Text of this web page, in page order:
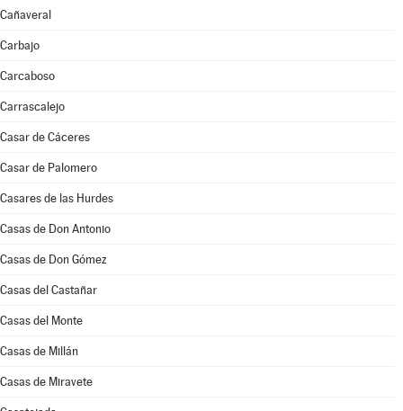
Cañaveral
Carbajo
Carcaboso
Carrascalejo
Casar de Cáceres
Casar de Palomero
Casares de las Hurdes
Casas de Don Antonio
Casas de Don Gómez
Casas del Castañar
Casas del Monte
Casas de Millán
Casas de Miravete